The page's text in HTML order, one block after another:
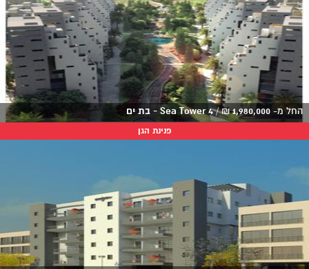
החל מ- 1,980,000
₪
/Sea Tower 4 - בת ים
פנינת הגן